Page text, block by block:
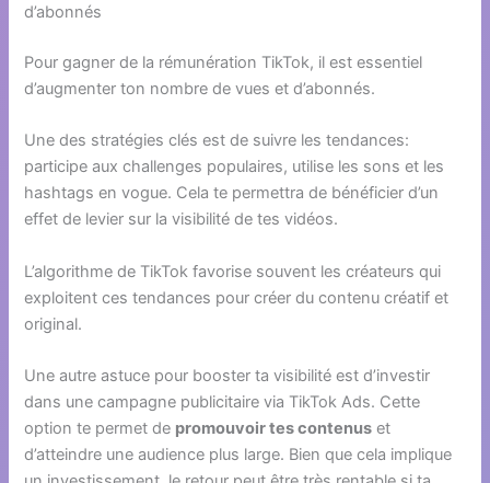
d’abonnés
Pour gagner de la rémunération TikTok, il est essentiel
d’augmenter ton nombre de vues et d’abonnés.
Une des stratégies clés est de suivre les tendances:
participe aux challenges populaires, utilise les sons et les
hashtags en vogue. Cela te permettra de bénéficier d’un
effet de levier sur la visibilité de tes vidéos.
L’algorithme de TikTok favorise souvent les créateurs qui
exploitent ces tendances pour créer du contenu créatif et
original.
Une autre astuce pour booster ta visibilité est d’investir
dans une campagne publicitaire via TikTok Ads. Cette
option te permet de promouvoir tes contenus et
d’atteindre une audience plus large. Bien que cela implique